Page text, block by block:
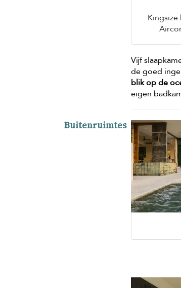
Kingsize
Vijf
de goed
blik op de
eigen
Buitenruimtes